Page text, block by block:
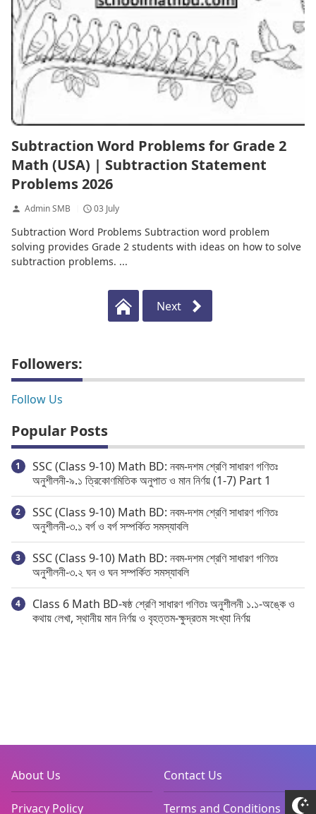
Subtraction Word Problems for Grade 2
Math (USA) | Subtraction Statement
Problems 2026
Admin SMB 03 July
Subtraction Word Problems Subtraction word problem
solving provides Grade 2 students with ideas on how to solve
subtraction problems. ...
Next
Followers:
Follow Us
Popular Posts
SSC (Class 9-10) Math BD: নবম-দশম শ্রেণি সাধারণ গণিতঃ
অনুশীলনী-৯.১ ত্রিকোণমিতিক অনুপাত ও মান নির্ণয় (1-7) Part 1
SSC (Class 9-10) Math BD: নবম-দশম শ্রেণি সাধারণ গণিতঃ
অনুশীলনী-৩.১ বর্গ ও বর্গ সম্পর্কিত সমস্যাবলি
SSC (Class 9-10) Math BD: নবম-দশম শ্রেণি সাধারণ গণিতঃ
অনুশীলনী-৩.২ ঘন ও ঘন সম্পর্কিত সমস্যাবলি
Class 6 Math BD-ষষ্ঠ শ্রেণি সাধারণ গণিতঃ অনুশীলনী ১.১-অঙ্কে ও
কথায় লেখা, স্থানীয় মান নির্ণয় ও বৃহত্তম-ক্ষুদ্রতম সংখ্যা নির্ণয়
About Us Contact Us
Privacy Policy Terms and Conditions